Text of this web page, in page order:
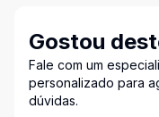
Gostou
Fale com um
personalizado para
dúvidas.